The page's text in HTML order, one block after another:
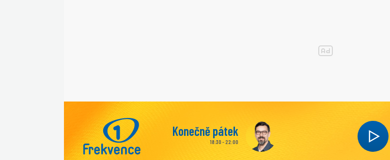
Konečně pátek
18:30 - 22:00